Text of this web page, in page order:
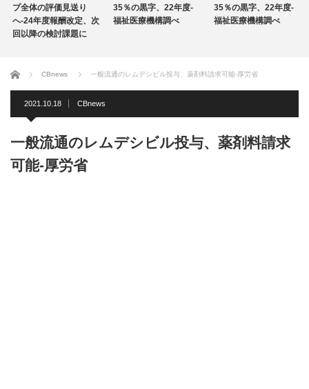
プ全体の評価見送り
へ-24年度報酬改定、次
回以降の検討課題に
35％の黒字、22年度-
福祉医療機構調べ
35％の黒字、22年度-
福祉医療機構調べ
ホーム CBnews 一般流通のレムデシビル投与、薬剤料請求可能-厚労省
2021.10.18 CBnews
一般流通のレムデシビル投与、薬剤料請求
可能-厚労省